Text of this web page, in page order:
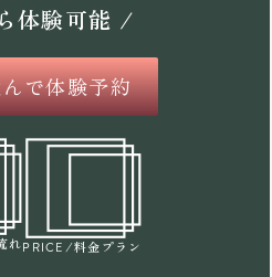
体験可能 /
で体験予約
れPRICE /料金プラン